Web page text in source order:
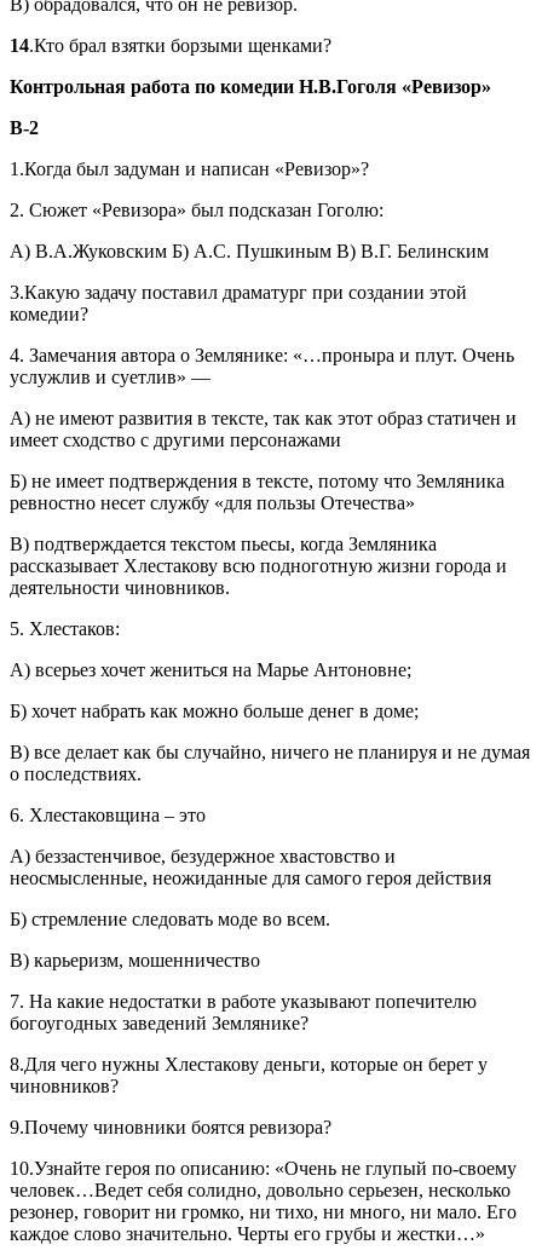
14.Кто брал взятки борзыми щенками?
Контрольная работа по комедии Н.В.Гоголя «Ревизор»
В-2
1.Когда был задуман и написан «Ревизор»?
2. Сюжет «Ревизора» был подсказан Гоголю:
А) В.А.Жуковским Б) А.С. Пушкиным В) В.Г. Белинским
3.Какую задачу поставил драматург при создании этой
комедии?
4. Замечания автора о Землянике: «…проныра и плут. Очень
услужлив и суетлив» —
А) не имеют развития в тексте, так как этот образ статичен и
имеет сходство с другими персонажами
Б) не имеет подтверждения в тексте, потому что Земляника
ревностно несет службу «для пользы Отечества»
В) подтверждается текстом пьесы, когда Земляника
рассказывает Хлестакову всю подноготную жизни города и
деятельности чиновников.
5. Хлестаков:
А) всерьез хочет жениться на Марье Антоновне;
Б) хочет набрать как можно больше денег в доме;
В) все делает как бы случайно, ничего не планируя и не думая
о последствиях.
6. Хлестаковщина – это
А) беззастенчивое, безудержное хвастовство и
неосмысленные, неожиданные для самого героя действия
Б) стремление следовать моде во всем.
В) карьеризм, мошенничество
7. На какие недостатки в работе указывают попечителю
богоугодных заведений Землянике?
8.Для чего нужны Хлестакову деньги, которые он берет у
чиновников?
9.Почему чиновники боятся ревизора?
10.Узнайте героя по описанию: «Очень не глупый по-своему
человек…Ведет себя солидно, довольно серьезен, несколько
резонер, говорит ни громко, ни тихо, ни много, ни мало. Его
каждое слово значительно. Черты его грубы и жестки…»